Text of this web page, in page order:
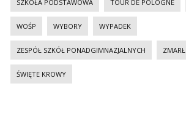
SZKOŁA PODSTAWOWA TOUR DE POLOGNE
WOŚP WYBORY WYPADEK
ZESPÓŁ SZKÓŁ PONADGIMNAZJALNYCH ZMARŁ
ŚWIĘTE KROWY